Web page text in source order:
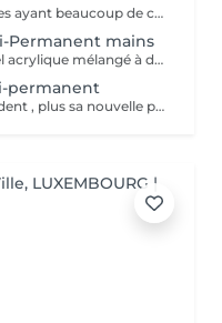
Manucure intense pour les personnes ayant beaucoup de cuticules + appliquer vernis semi permanent.
Permanent mains
Le vernis semi-permanent est un gel acrylique mélangé à du vernis, appliqué sur l'ongle et durci par des UV. Il a la même texture qu'un vernis classique, est aussi liquide et a encore plus de brillance. Il reste impeccable, sans ternir et sans s'écailler jusqu'à 18 jours.
permanent
Dépose du vernis permanent précédent , plus sa nouvelle pose.